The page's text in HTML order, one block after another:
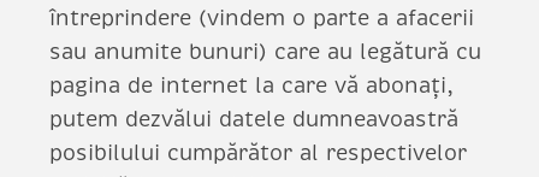
întreprindere (vindem o parte a afacerii
sau anumite bunuri) care au legătură cu
pagina de internet la care vă abonați,
putem dezvălui datele dumneavoastră
posibilului cumpărător al respectivelor